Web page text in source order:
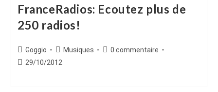
FranceRadios: Ecoutez plus de
250 radios!
Auteur/autrice
de
Goggio
Post
category:
Musiques
Commentaires
0 commentaire
Publication
29/10/2012